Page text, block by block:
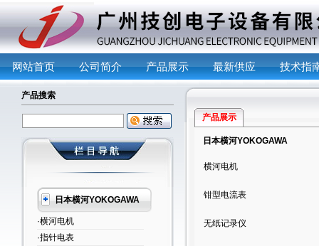
网站首页 公司简介 产品展示 最新供应 技术指
产品搜索
日本横河YOKOGAWA
·横河电机
·指针电表
产品展示
日本横河YOKOGAWA
横河电机
钳型电流表
无纸记录仪